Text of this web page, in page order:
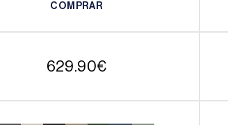
COMPRAR
629.90€